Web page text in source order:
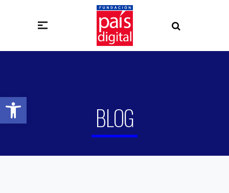
Abrir barra de herramientas
BLOG